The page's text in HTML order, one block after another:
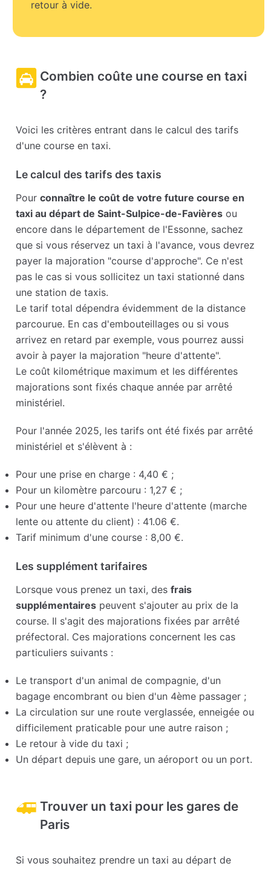
retour à vide.
Combien coûte une course en taxi
?
Voici les critères entrant dans le calcul des tarifs
d'une course en taxi.
Le calcul des tarifs des taxis
Pourconnaître le coût de votre future course en
taxi au départ de Saint-Sulpice-de-Favières ou
encore dans le département de l'Essonne, sachez
que si vous réservez un taxi à l'avance, vous devrez
payer la majoration "course d'approche". Ce n'est
pas le cas si vous sollicitez un taxi stationné dans
une station de taxis.
Le tarif total dépendra évidemment de la distance
parcourue. En cas d'embouteillages ou si vous
arrivez en retard par exemple, vous pourrez aussi
avoir à payer la majoration "heure d'attente".
Le coût kilométrique maximum et les différentes
majorations sont fixés chaque année par arrêté
ministériel.
Pour l'année 2025, les tarifs ont été fixés par arrêté
ministériel et s'élèvent à :
Pour une prise en charge : 4,40 € ;
Pour un kilomètre parcouru : 1,27 € ;
Pour une heure d'attente l'heure d'attente (marche
lente ou attente du client) : 41.06 €.
Tarif minimum d'une course : 8,00 €.
Les supplément tarifaires
Lorsque vous prenez un taxi, desfrais
supplémentaires peuvent s'ajouter au prix de la
course. Il s'agit des majorations fixées par arrêté
préfectoral. Ces majorations concernent les cas
particuliers suivants :
Le transport d'un animal de compagnie, d'un
bagage encombrant ou bien d'un 4ème passager ;
La circulation sur une route verglassée, enneigée ou
difficilement praticable pour une autre raison ;
Le retour à vide du taxi ;
Un départ depuis une gare, un aéroport ou un port.
Trouver un taxi pour les gares de
Paris
Si vous souhaitez prendre un taxi au départ de